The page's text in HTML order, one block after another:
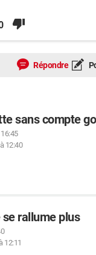
Répondre
sans compte
12:40
rallume plus
12:11